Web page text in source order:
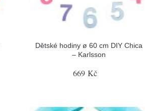
Dětské hodiny ø 60 cm DIY Chica
– Karlsson
669 Kč